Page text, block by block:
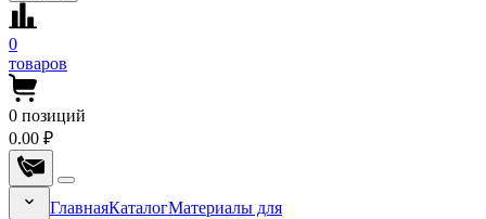
0
товаров
0 позиций
0.00 ₽
ГлавнаяКаталогМатериалы для